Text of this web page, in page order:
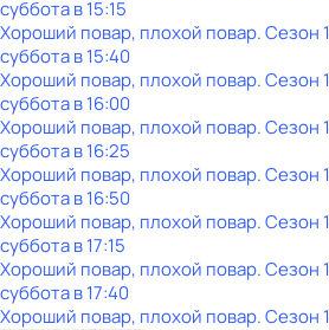
субботав15:15
Хороший повар, плохой повар. Сезон 1
субботав15:40
Хороший повар, плохой повар. Сезон 1
субботав16:00
Хороший повар, плохой повар. Сезон 1
субботав16:25
Хороший повар, плохой повар. Сезон 1
субботав16:50
Хороший повар, плохой повар. Сезон 1
субботав17:15
Хороший повар, плохой повар. Сезон 1
субботав17:40
Хороший повар, плохой повар. Сезон 1